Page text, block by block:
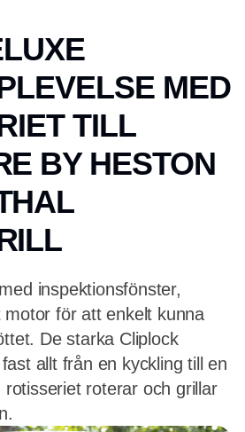
MED
TILL
BY HESTON
inspektionsfönster,
motor för att enkelt kunna
De starka Cliplock
allt från en kyckling till en
rotisseriet roterar och grillar